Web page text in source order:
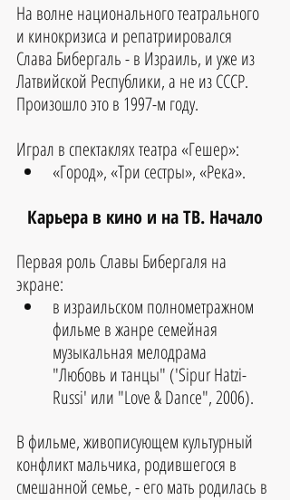
На волне национального театрального
и кинокризиса и репатриировался
Слава Бибергаль - в Израиль, и уже из
Латвийской Республики, а не из СССР.
Произошло это в 1997-м году.
Играл в спектаклях театра «Гешер»:
«Город», «Три сестры», «Река».
Карьера в кино и на ТВ. Начало
Первая роль Славы Бибергаля на
экране:
в израильском полнометражном
фильме в жанре семейная
музыкальная мелодрама
"Любовь и танцы" ('Sipur Hatzi-
Russi' или "Love & Dance", 2006).
В фильме, живописующем культурный
конфликт мальчика, родившегося в
смешанной семье, - его мать родилась в